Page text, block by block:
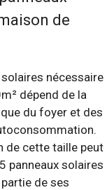
de
nécessaire
dépend de la
du foyer et des
de cette taille peut
panneaux solaires
de ses